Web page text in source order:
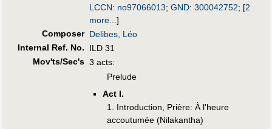
LCCN: no97066013; GND: 300042752; [2
more... ]
Composer Delibes, Léo
Internal Ref. No.
ILD 31
Mov'ts/Sec's 3 acts:
Prelude
Act I.
1. Introduction, Prière: À l'heure
accoutumée (Nilakantha)